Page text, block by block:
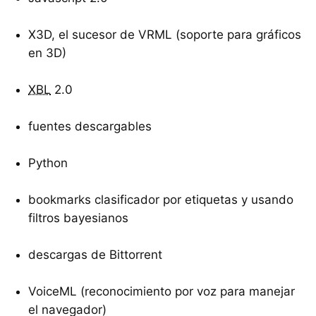
X3D, el sucesor de VRML (soporte para gráficos
en 3D)
XBL 2.0
fuentes descargables
Python
bookmarks clasificador por etiquetas y usando
filtros bayesianos
descargas de Bittorrent
VoiceML (reconocimiento por voz para manejar
el navegador)